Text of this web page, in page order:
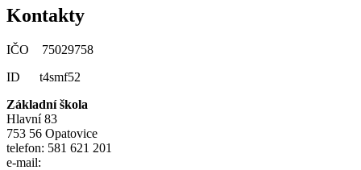
Kontakty
IČO 75029758
ID t4smf52
Základní škola
Hlavní 83
753 56 Opatovice
telefon: 581 621 201
e-mail: